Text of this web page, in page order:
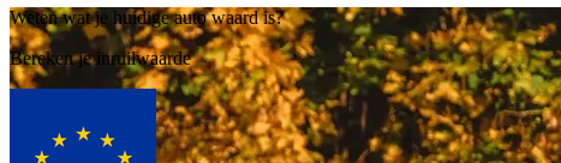
Weten wat je huidige auto waard is?
Bereken je inruilwaarde